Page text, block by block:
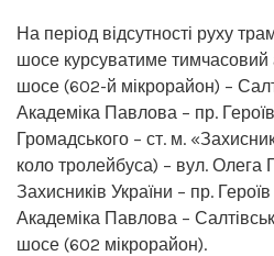
На період відсутності руху
шосе курсуватиме тимчасовий
шосе (602-й мікрорайон) –
Академіка Павлова – пр.
Громадського – ст. м.
коло тролейбуса) – вул. Олега
Захисників України – пр.
Академіка Павлова –
шосе (602 мікрорайон).